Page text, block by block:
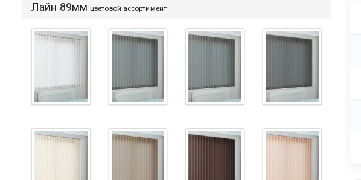
Лайн 89мм цветовой ассортимент